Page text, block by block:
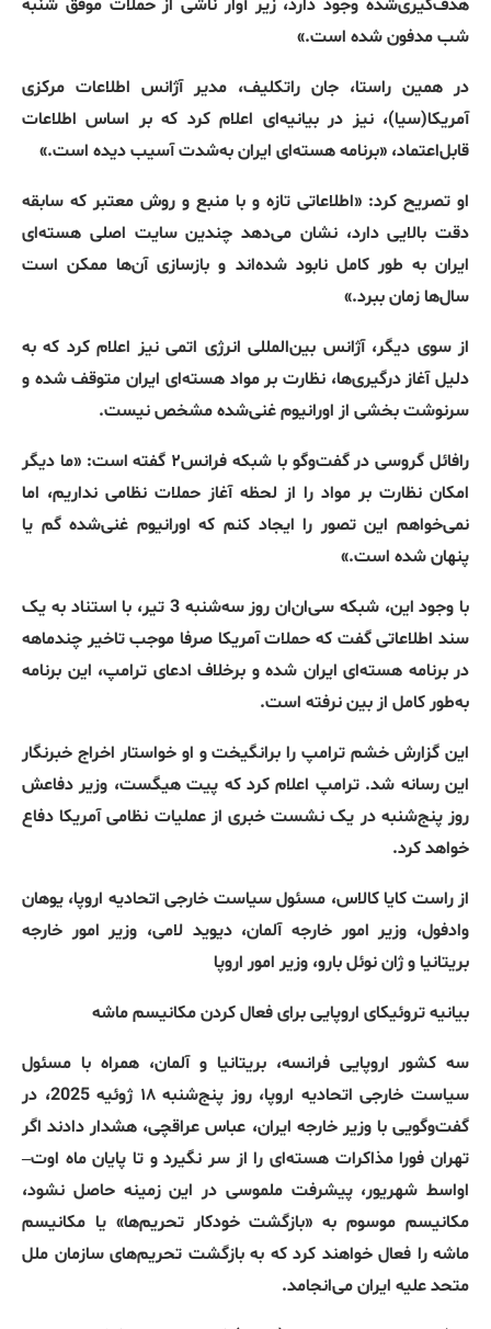
هدف‌گیری‌شده وجود دارد، زیر آوار ناشی از حملات موفق شنبه
شب مدفون شده است.»
در همین راستا، جان راتکلیف، مدیر آژانس اطلاعات مرکزی
آمریکا‌(سیا)، نیز در بیانیه‌ای اعلام کرد که بر اساس اطلاعات
قابل‌اعتماد، «برنامه هسته‌ای ایران به‌شدت آسیب دیده است.»
او تصریح کرد: «اطلاعاتی تازه و با منبع و روش معتبر که سابقه
دقت بالایی دارد، نشان می‌دهد چندین سایت اصلی هسته‌ای
ایران به طور کامل نابود شده‌اند و بازسازی آن‌ها ممکن است
سال‌ها زمان ببرد.»
از سوی دیگر، آژانس بین‌المللی انرژی اتمی نیز اعلام کرد که به
دلیل آغاز درگیری‌ها، نظارت بر مواد هسته‌ای ایران متوقف شده و
سرنوشت بخشی از اورانیوم غنی‌شده مشخص نیست.
رافائل گروسی در گفت‌وگو با شبکه فرانس۲ گفته است : «ما دیگر
امکان نظارت بر مواد را از لحظه آغاز حملات نظامی نداریم، اما
نمی‌خواهم این تصور را ایجاد کنم که اورانیوم غنی‌شده گم یا
پنهان شده است.»
با وجود این، شبکه سی‌ان‌ان روز سه‌شنبه 3
تیر، با استناد به یک
سند اطلاعاتی گفت که حملات آمریکا صرفا موجب تاخیر چندماهه
در برنامه هسته‌ای ایران شده و برخلاف ادعای ترامپ، این برنامه
به‌طور کامل از بین نرفته است.
این گزارش خشم ترامپ را برانگیخت و او خواستار اخراج خبرنگار
این رسانه شد.ترامپ اعلام کرد که پیت هیگست، وزیر دفاعش
روز پنج‌شنبه در یک نشست خبری از عملیات نظامی آمریکا دفاع
خواهد کرد.
از راست کایا کالاس، مسئول سیاست خارجی اتحادیه اروپا، یوهان
وادفول، وزیر امور خارجه آلمان، دیوید لامی، وزیر امور خارجه
بریتانیا و ژان نوئل بارو، وزیر امور اروپا
بیانیهتروئیکای اروپاییبرایفعالکردنمکانیسمماشه
سه کشور اروپایی فرانسه، بریتانیا و آلمان، همراه با مسئول
سیاست خارجی اتحادیه اروپا، روز پنج‌شنبه ۱۸ ژوئیه
2025
، در
گفت‌وگویی با وزیر خارجه ایران، عباس عراقچی، هشدار دادند اگر
تهران فورا مذاکرات هسته‌ای را از سر نگیرد و تا پایان ماه اوت–
اواسط شهریور، پیشرفت ملموسی در این زمینه حاصل نشود،
مکانیسم موسوم به«بازگشت خودکار تحریم‌ها»یا مکانیسم
ماشه را فعال خواهند کرد که به بازگشت تحریم‌های سازمان ملل
متحد علیه ایران می‌انجامد.